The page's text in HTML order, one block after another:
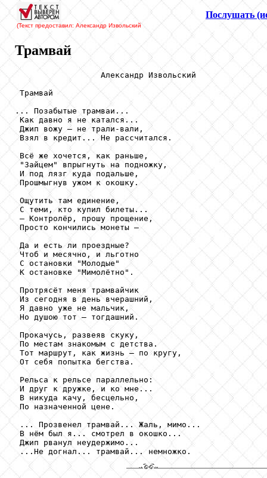
(Текст предоставил: Александр Извольский
Послушать
Трамвай
                  Александр Извольский
Трамвай
... Позабытые трамваи...
Как давно я не катался...
Джип вожу – не трали-вали,
Взял в кредит... Не рассчитался.
Всё же хочется, как раньше,
"Зайцем" впрыгнуть на подножку,
И под лязг куда подальше,
Прошмыгнув ужом к окошку.
Ощутить там единение,
С теми, кто купил билеты...
– Контролёр, прошу прощение,
Просто кончились монеты –
Да и есть ли проездные?
Чтоб и месячно, и льготно
С остановки "Молодые"
К остановке "Мимолётно".
Протрясёт меня трамвайчик
Из сегодня в день вчерашний,
Я давно уже не мальчик,
Но душою тот – тогдашний.
Прокачусь, развеяв скуку,
По местам знакомым с детства.
Тот маршрут, как жизнь – по кругу,
От себя попытка бегства.
Рельса к рельсе параллельно:
И друг к дружке, и ко мне...
В никуда качу, бесцельно,
По назначенной цене.
... Прозвенел трамвай... Жаль, мимо...
В нём был я... смотрел в окошко...
Джип рванул неудержимо...
...Не догнал... трамвай... немножко.